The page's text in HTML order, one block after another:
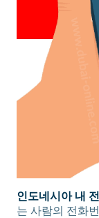
인도네시아 내
는 사람의 전화